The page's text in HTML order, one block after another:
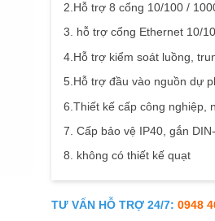
2.Hỗ trợ 8 cổng 10/100 /
3. hỗ trợ cổng Ethernet 10/
4.Hỗ trợ kiểm soát luồng,
5.Hỗ trợ đầu vào nguồn dự
6.Thiết kế cấp công nghiệp,
7. Cấp bảo vệ IP40, gắn
8. không có thiết kế quạt
TƯ VẤN HỖ TRỢ 24/7: 0948